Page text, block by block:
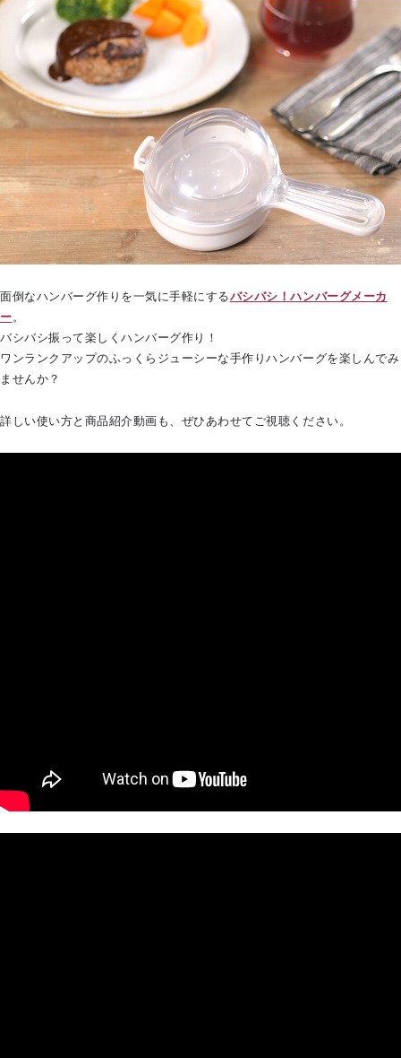
面倒なハンバーグ作りを一気に手軽にするバシバシ！ハンバーグメーカ
ー。
バシバシ振って楽しくハンバーグ作り！
ワンランクアップのふっくらジューシーな手作りハンバーグを楽しんでみ
ませんか？
詳しい使い方と商品紹介動画も、ぜひあわせてご視聴ください。